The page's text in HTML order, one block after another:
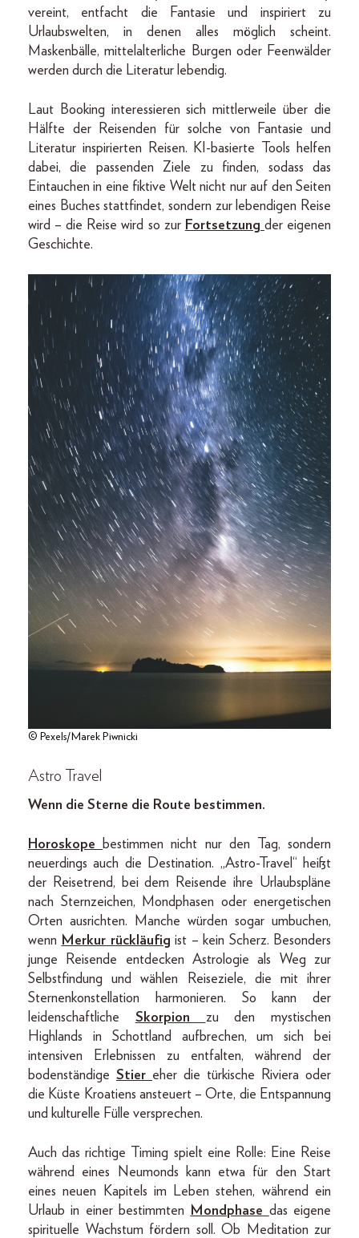
vereint, entfacht die Fantasie und inspiriert zu
Urlaubswelten, in denen alles möglich scheint.
Maskenbälle, mittelalterliche Burgen oder Feenwälder
werden durch die Literatur lebendig.
Laut Booking interessieren sich mittlerweile über die
Hälfte der Reisenden für solche von Fantasie und
Literatur inspirierten Reisen. KI-basierte Tools helfen
dabei, die passenden Ziele zu finden, sodass das
Eintauchen in eine fiktive Welt nicht nur auf den Seiten
eines Buches stattfindet, sondern zur lebendigen Reise
wird – die Reise wird so zur Fortsetzung der eigenen
Geschichte.
© Pexels/Marek Piwnicki
Astro Travel
Wenn die Sterne die Route bestimmen.
Horoskope
bestimmen nicht nur den Tag, sondern
neuerdings auch die Destination. „Astro-Travel“ heißt
der Reisetrend, bei dem Reisende ihre Urlaubspläne
nach Sternzeichen, Mondphasen oder energetischen
Orten ausrichten. Manche würden sogar umbuchen,
wenn Merkur rückläufig ist – kein Scherz. Besonders
junge Reisende entdecken Astrologie als Weg zur
Selbstfindung und wählen Reiseziele, die mit ihrer
Sternenkonstellation harmonieren. So kann der
leidenschaftliche Skorpion zu den mystischen
Highlands in Schottland aufbrechen, um sich bei
intensiven Erlebnissen zu entfalten, während der
bodenständige Stier eher die türkische Riviera oder
die Küste Kroatiens ansteuert – Orte, die Entspannung
und kulturelle Fülle versprechen.
Auch das richtige Timing spielt eine Rolle: Eine Reise
während eines Neumonds kann etwa für den Start
eines neuen Kapitels im Leben stehen, während ein
Urlaub in einer bestimmten
Mondphase das eigene
spirituelle Wachstum fördern soll. Ob Meditation zur